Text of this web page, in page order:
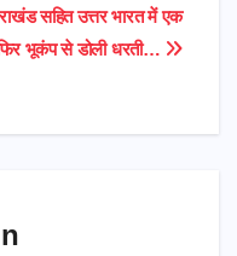
सहित उत्तर भारत में एक
भूकंप से डोली धरती…